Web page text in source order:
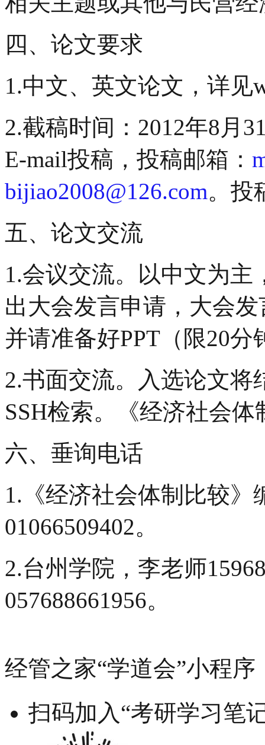
四、论文要求
1.中文、英文论文，详见
2.截稿时间：2012年8月
E-mail投稿，投稿邮箱：
bijiao2008@126.com。投
五、论文交流
1.会议交流。以中文为
出大会发言申请，大会
并请准备好PPT（限20分
2.书面交流。入选论文将
SSH检索。《经济社会
六、垂询电话
1.《经济社会体制比较》
01066509402。
2.台州学院，李老师
057688661956。
经管之家“学道会”小程序
扫码加入“考研学习笔